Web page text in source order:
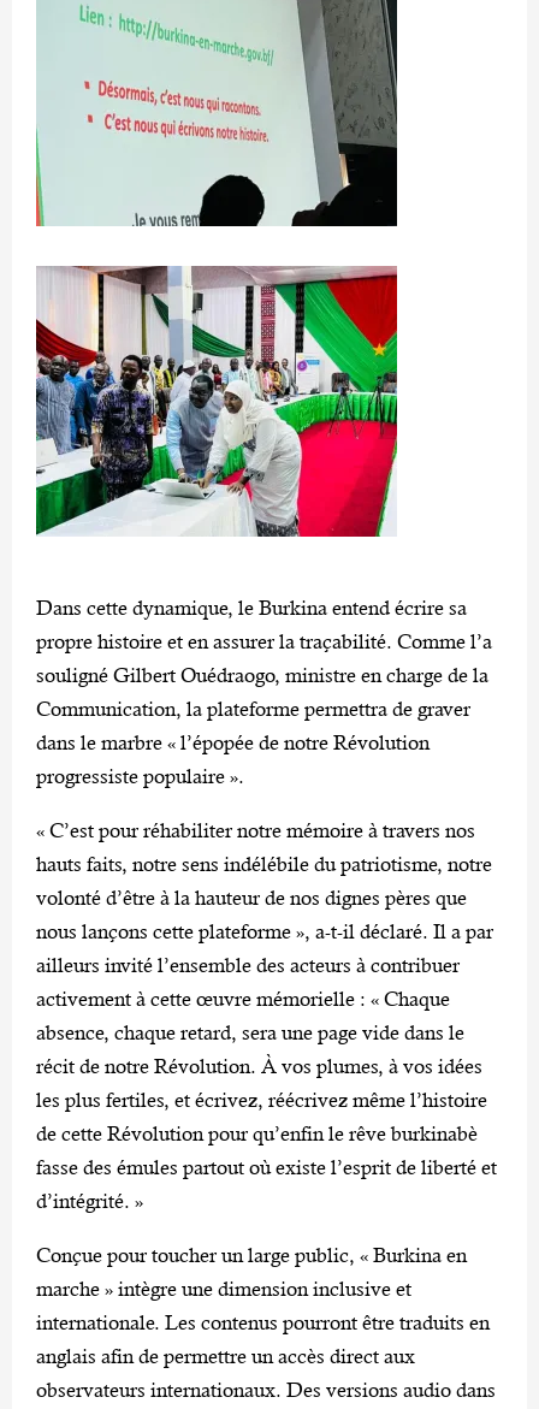
Dans cette dynamique, le Burkina entend écrire sa
propre histoire et en assurer la traçabilité. Comme l’a
souligné Gilbert Ouédraogo, ministre en charge de la
Communication, la plateforme permettra de graver
dans le marbre « l’épopée de notre Révolution
progressiste populaire ».
« C’est pour réhabiliter notre mémoire à travers nos
hauts faits, notre sens indélébile du patriotisme, notre
volonté d’être à la hauteur de nos dignes pères que
nous lançons cette plateforme », a-t-il déclaré. Il a par
ailleurs invité l’ensemble des acteurs à contribuer
activement à cette œuvre mémorielle : « Chaque
absence, chaque retard, sera une page vide dans le
récit de notre Révolution. À vos plumes, à vos idées
les plus fertiles, et écrivez, réécrivez même l’histoire
de cette Révolution pour qu’enfin le rêve burkinabè
fasse des émules partout où existe l’esprit de liberté et
d’intégrité. »
Conçue pour toucher un large public, « Burkina en
marche » intègre une dimension inclusive et
internationale. Les contenus pourront être traduits en
anglais afin de permettre un accès direct aux
observateurs internationaux. Des versions audio dans